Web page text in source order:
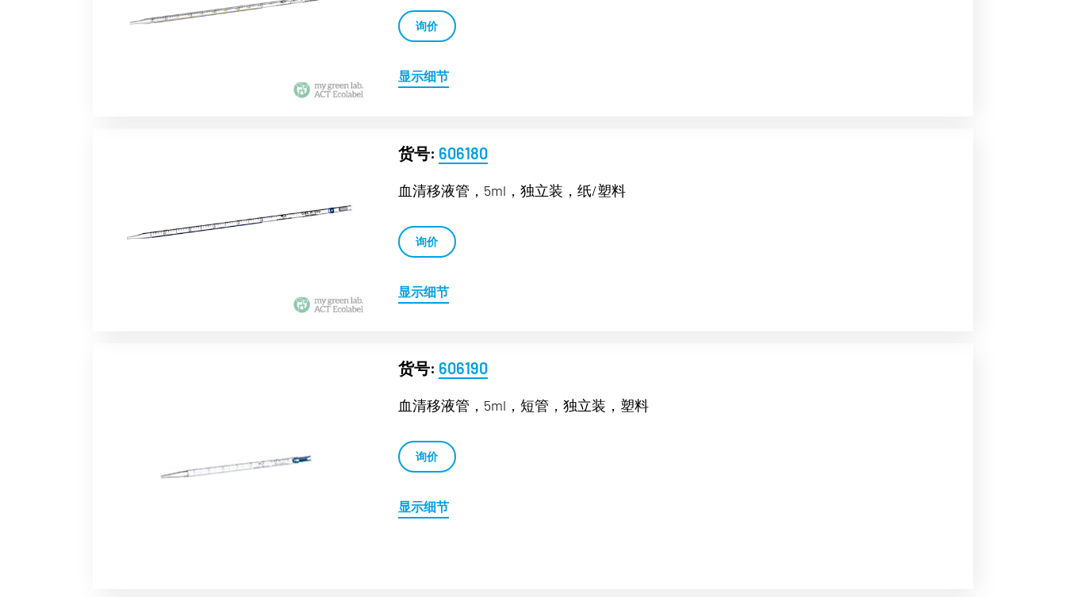
询价
显示细节
货号: 606180
血清移液管，5ml，独立装，纸/塑料
询价
显示细节
货号: 606190
血清移液管，5ml，短管，独立装，塑料
询价
显示细节